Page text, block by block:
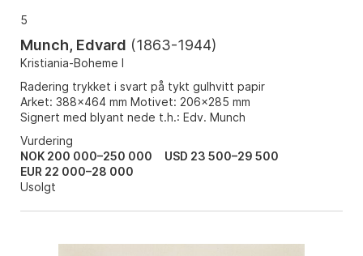
5
Munch, Edvard (1863-1944)
Kristiania-Boheme I
Radering trykket i svart på tykt gulhvitt papir
Arket: 388x464 mm Motivet: 206x285 mm
Signert med blyant nede t.h.: Edv. Munch
Vurdering
NOK 200 000–250 000
USD 23 500–29 500
EUR 22 000–28 000
Usolgt